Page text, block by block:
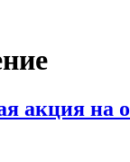
акция на